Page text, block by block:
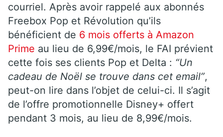
courriel. Après avoir rappelé aux abonnés
Freebox Pop et Révolution qu’ils
bénéficient de 6 mois offerts à Amazon
Prime au lieu de 6,99€/mois, le FAI prévient
cette fois ses clients Pop et Delta : “Un
cadeau de Noël se trouve dans cet email”,
peut-on lire dans l’objet de celui-ci. Il s’agit
de l’offre promotionnelle Disney+ offert
pendant 3 mois, au lieu de 8,99€/mois.